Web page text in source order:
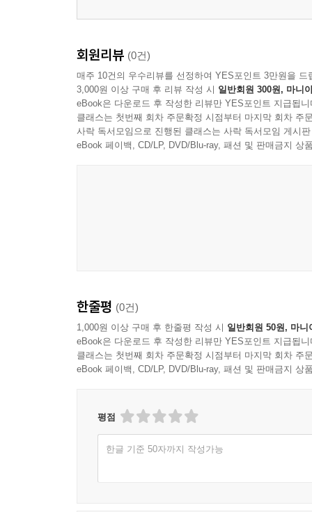
회원리뷰 (0건)
매주 10건의 우수리뷰를 선정하여 YES포인트 3만원을 드
3,000원 이상 구매 후 리뷰 작성 시 일반회원 300원, 마니
eBook은 다운로드 후 작성한 리뷰만 YES포인트 지급됩니
클래스는 첫번째 회차 주문확정 시점부터 마지막 회차 주
사락 독서모임으로 진행된 클래스는 사락 독서모임 게시
eBook 페이백, CD/LP, DVD/Blu-ray, 패션 및 판매금지 상
한줄평 (0건)
1,000원 이상 구매 후 한줄평 작성 시 일반회원 50원, 마니
eBook은 다운로드 후 작성한 리뷰만 YES포인트 지급됩니
클래스는 첫번째 회차 주문확정 시점부터 마지막 회차 주
eBook 페이백, CD/LP, DVD/Blu-ray, 패션 및 판매금지 상
평점
한글 기준 50자까지 작성가능